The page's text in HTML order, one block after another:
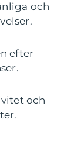
och
efter
och